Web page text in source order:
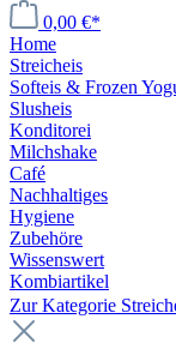
0,00 €*
Home
Streicheis
Softeis & Frozen
Slusheis
Konditorei
Milchshake
Café
Nachhaltiges
Hygiene
Zubehöre
Wissenswert
Kombiartikel
Zur Kategorie